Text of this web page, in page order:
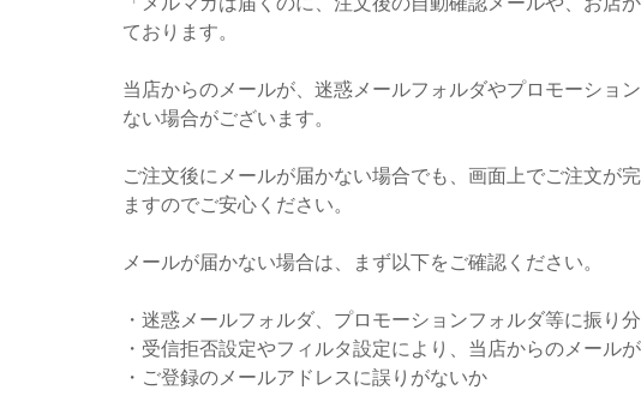
ております。
当店からのメールが、迷惑メールフォルダやプロモーショ
ない場合がございます。
ご注文後にメールが届かない場合でも、画面上でご注文が
ますのでご安心ください。
メールが届かない場合は、まず以下をご確認ください。
・迷惑メールフォルダ、プロモーションフォルダ等に振り
・受信拒否設定やフィルタ設定により、当店からのメール
・ご登録のメールアドレスに誤りがないか